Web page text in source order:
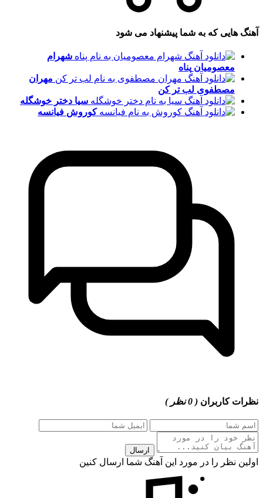
آهنگ هایی که به شما پیشنهاد می شود
شهرام
معصومیان پناه
مهران
مصطفوی لب تر کن
سیا دختر خوشگله
کوروش فیانسه
نظرات کاربران ( 0 نظر )
ارسال
اولین نظر را در مورد این آهنگ شما ارسال کنین